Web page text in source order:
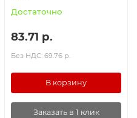
Достаточно
83.71 р.
Без НДС: 69.76 р.
В корзину
Заказать в 1 клик